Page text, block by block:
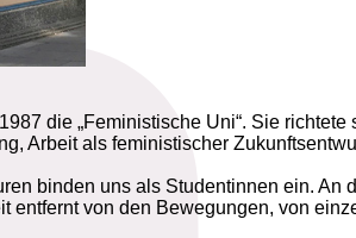
die „Feministische Uni“. Sie
Arbeit als feministischer
binden uns als Studentinnen ein.
von den Bewegungen, von